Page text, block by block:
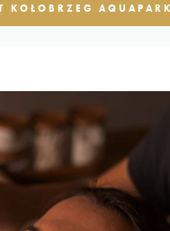
KOŁOBRZEG AQUAPARK